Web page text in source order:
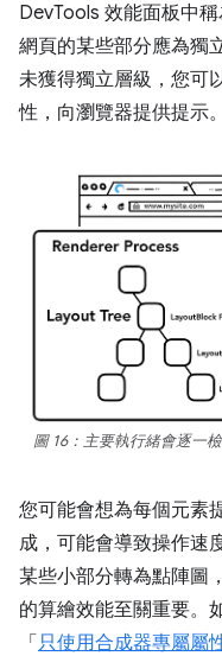
DevTools 效能面板中
網頁的某些部分應為獨
未獲得獨立層級，您可
性，向瀏覽器提供提示。
圖 16：主要執行緒會逐一
您可能會想為每個元素
成，可能會導致操作速
某些小部分轉為點陣圖
的算繪效能至關重要。
「只使用合成器專屬屬